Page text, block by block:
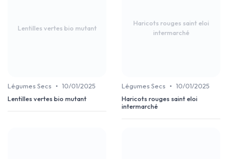
Lentilles vertes bio mutant
Légumes Secs • 10/01/2025
Lentilles vertes bio mutant
Haricots rouges saint eloi
intermarché
Légumes Secs • 10/01/2025
Haricots rouges saint eloi
intermarché